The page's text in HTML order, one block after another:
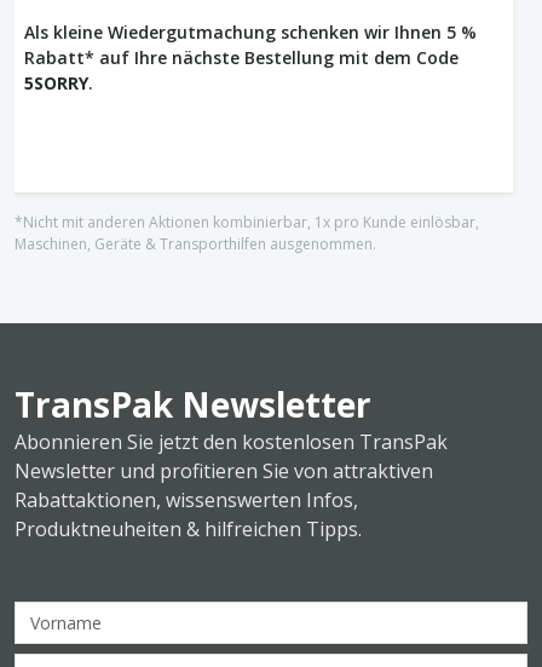
Als kleine Wiedergutmachung schenken wir Ihnen 5 %
Rabatt* auf Ihre nächste Bestellung mit dem Code
5SORRY.
*Nicht mit anderen Aktionen kombinierbar, 1x pro Kunde einlösbar,
Maschinen, Geräte & Transporthilfen ausgenommen.
TransPak Newsletter
Abonnieren Sie jetzt den kostenlosen TransPak
Newsletter und profitieren Sie von attraktiven
Rabattaktionen, wissenswerten Infos,
Produktneuheiten & hilfreichen Tipps.